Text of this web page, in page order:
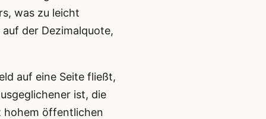
was zu leicht
der Dezimalquote,
auf eine Seite fließt,
ist, die
hohem öffentlichen